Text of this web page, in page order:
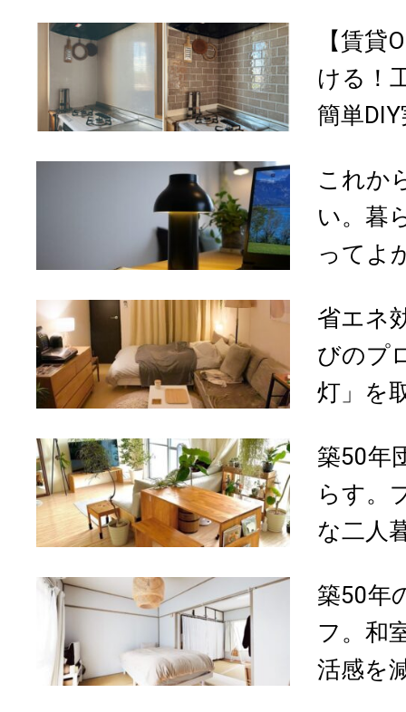
【賃貸
ける！
簡単
これか
い。暮
ってよ
省エネ
びのプ
灯」を
築50年
らす。
な二人
築50年
フ。和
活感を